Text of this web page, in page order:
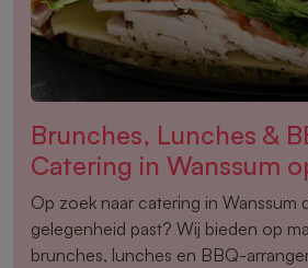
Brunches, Lunches &
Catering in Wanssum
Op zoek naar catering in Wanssum
gelegenheid past? Wij bieden op
brunches, lunches en BBQ-